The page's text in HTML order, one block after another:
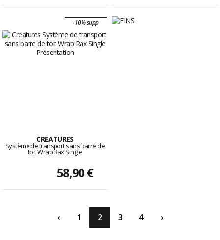
-10% supp
CREATURES
Système de transport sans barre de
toit Wrap Rax Single
58,90 €
‹ 1 2 3 4 ›